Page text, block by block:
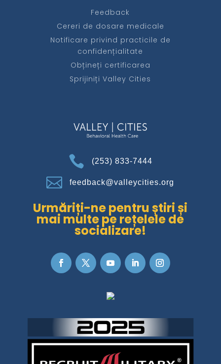
Feedback
Cereri de dosare medicale
Notificare privind practicile de
confidențialitate
Obțineți certificarea
Sprijiniți Valley Cities
 (253) 833-7444
 feedback@valleycities.org
Urmăriți-ne pentru știri și
mai multe pe rețelele de
socializare!